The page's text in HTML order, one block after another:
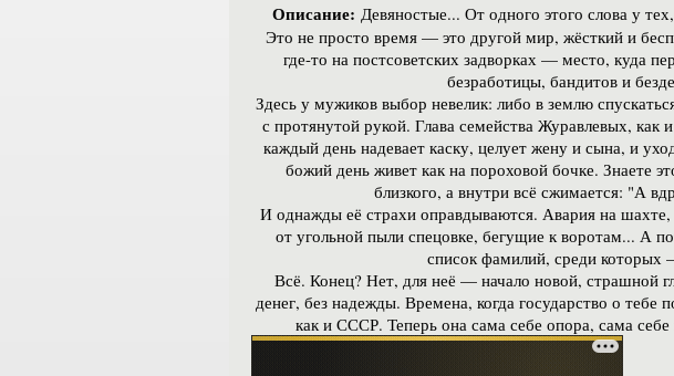
Описание: Девяностые... От одного этого слова у
Это не просто время — это другой мир, жёсткий и
где-то на постсоветских задворках — место, куда
безработицы, бандитов и
Здесь у мужиков выбор невелик: либо в землю
с протянутой рукой. Глава семейства Журавлевых,
каждый день надевает каску, целует жену и сына, и
божий день живет как на пороховой бочке. Знаете
близкого, а внутри всё сжимается: "А
И однажды её страхи оправдываются. Авария на
от угольной пыли спецовке, бегущие к воротам... А
список фамилий, среди
Всё. Конец? Нет, для неё — начало новой, страшной
денег, без надежды. Времена, когда государство о тебе
как и СССР. Теперь она сама себе опора, сама себе